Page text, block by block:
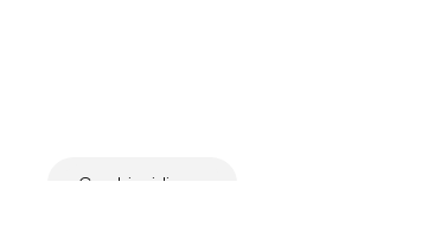
Cambiar idioma